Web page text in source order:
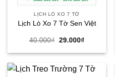
LỊCH LÒ XO 7 TỜ
Lịch Lò Xo 7 Tờ Sen Việt
40.000₫ Giá
là:
29.000₫Giá
tại
29.000₫.